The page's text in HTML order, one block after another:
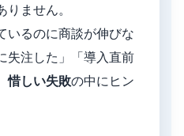
ません。
いるのに商談が伸びな
失注した」「導入直前
惜しい失敗の中にヒン